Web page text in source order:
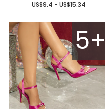
US$9.4 - US$15.34
5+